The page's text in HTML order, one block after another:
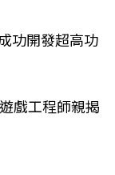
功開發超高功
戲工程師親揭